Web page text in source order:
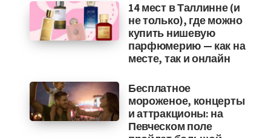
14 мест в Таллинне (и
не только), где можно
купить нишевую
парфюмерию — как на
месте, так и онлайн
Бесплатное
мороженое, концерты
и аттракционы: на
Певческом поле